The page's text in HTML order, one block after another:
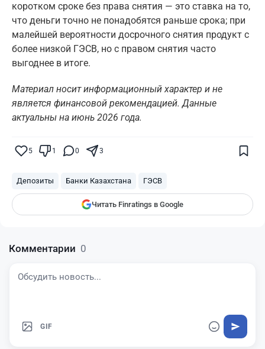
коротком сроке без права снятия — это ставка на то,
что деньги точно не понадобятся раньше срока; при
малейшей вероятности досрочного снятия продукт с
более низкой ГЭСВ, но с правом снятия часто
выгоднее в итоге.
Материал носит информационный характер и не
является финансовой рекомендацией. Данные
актуальны на июнь 2026 года.
5 1 0 3
Депозиты Банки Казахстана ГЭСВ
Читать Finratings в Google
показываться вам
Комментарии 0
GIF